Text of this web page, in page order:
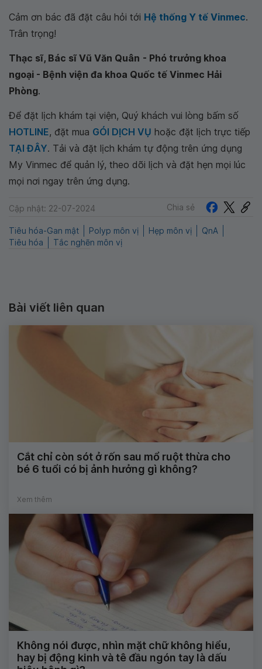
Cảm ơn bác đã đặt câu hỏi tới Hệ thống Y tế Vinmec.
Trân trọng!
Thạc sĩ, Bác sĩ Vũ Văn Quân - Phó trưởng khoa
ngoại - Bệnh viện đa khoa Quốc tế Vinmec Hải
Phòng.
Để đặt lịch khám tại viện, Quý khách vui lòng bấm số
HOTLINE, đặt mua GÓI DỊCH VỤ hoặc đặt lịch trực tiếp
TẠI ĐÂY. Tải và đặt lịch khám tự động trên ứng dụng
My Vinmec để quản lý, theo dõi lịch và đặt hẹn mọi lúc
mọi nơi ngay trên ứng dụng.
Cập nhật: 22-07-2024 Chia sẻ
Tiêu hóa-Gan mật Polyp môn vị Hẹp môn vị
QnA
Tiêu hóa
Tắc nghẽn môn vị
Bài viết liên quan
Cắt chỉ còn sót ở rốn sau mổ ruột thừa cho
bé 6 tuổi có bị ảnh hưởng gì không?
Xem thêm
Không nói được, nhìn mặt chữ không hiểu,
hay bị động kinh và tê đầu ngón tay là dấu